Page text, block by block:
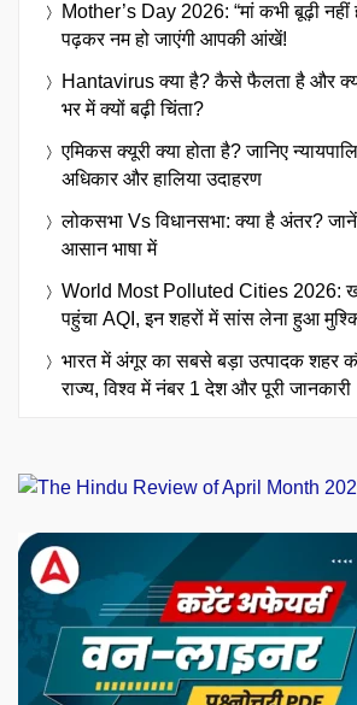
Mother’s Day 2026: “मां कभी बूढ़ी नहीं
पढ़कर नम हो जाएंगी आपकी आंखें!
Hantavirus क्या है? कैसे फैलता है और
भर में क्यों बढ़ी चिंता?
एमिकस क्यूरी क्या होता है? जानिए
अधिकार और हालिया उदाहरण
लोकसभा Vs विधानसभा: क्या है अंतर? जानें
आसान भाषा में
World Most Polluted Cities 2026:
पहुंचा AQI, इन शहरों में सांस लेना हुआ
भारत में अंगूर का सबसे बड़ा उत्पादक शहर
राज्य, विश्व में नंबर 1 देश और पूरी जानकारी